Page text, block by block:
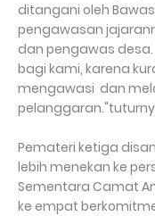
ditangani oleh
pengawasan
dan pengawas desa.
bagi kami, karena
mengawasi dan
Pemateri ketiga
lebih menekan ke
Sementara Camat
ke empat